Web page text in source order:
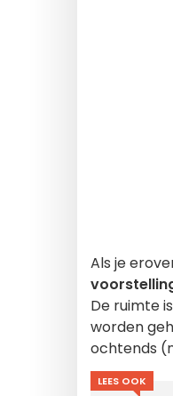
Als je
De ruimte
worden
ochtends
LEES OOK